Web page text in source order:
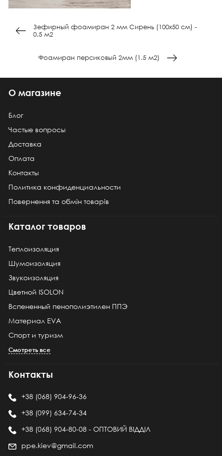
Зефирный фоамиран 2 мм Сирень (100х50 см) -
0.5 м2
Фоамиран персиковый 2мм (1.5 м2)
О магазине
Блог
Частые вопросы
Доставка
Оплата
Контакты
Политика конфиденциальности
Повернення та обмін товарів
Каталог товаров
Теплоизоляция
Шумоизоляция
Звукоизоляция
Цветной ISOLON
Вспененный пенополиэтилен ППЭ
Материал EVA
Спорт и туризм
Смотреть все
Контакты
+38 (068) 904-96-36
+38 (099) 634-74-34
+38 (068) 904-80-08 - ОПТОВИЙ ВІДДІЛ
ppe.kiev@gmail.com